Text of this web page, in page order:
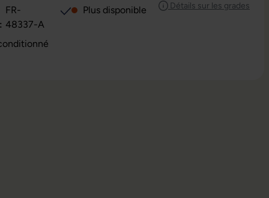
Détails sur les grades
FR-
48337-A
Plus disponible